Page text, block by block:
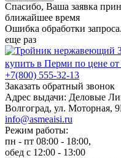
Спасибо, Ваша заявка
ближайшее время
Ошибка обработки
еще раз
+7(800) 555-32-13
Заказать обратный звонок
Адрес выдачи: Деловые
Волгоград, ул. Моторная,
info@asmeaisi.ru
Режим работы:
пн - пт 08:00 - 18:00,
обед с 12:00 - 13:00